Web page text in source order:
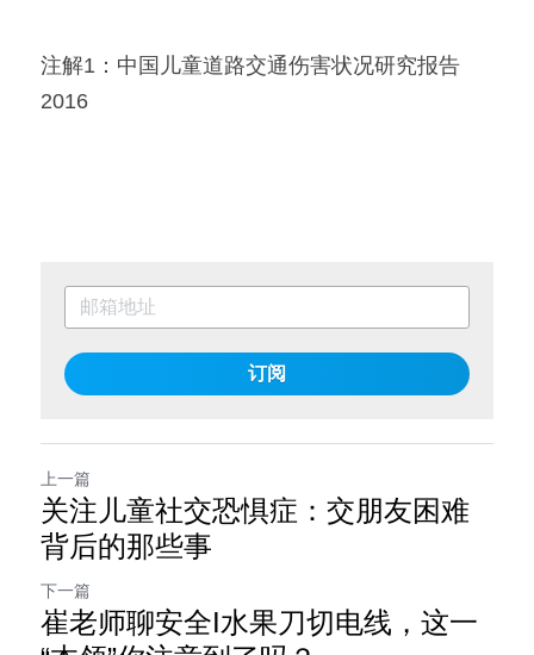
注解1：中国儿童道路交通伤害状况研究报告
2016
订阅
上一篇
关注儿童社交恐惧症：交朋友困难
背后的那些事
下一篇
崔老师聊安全I水果刀切电线，这一